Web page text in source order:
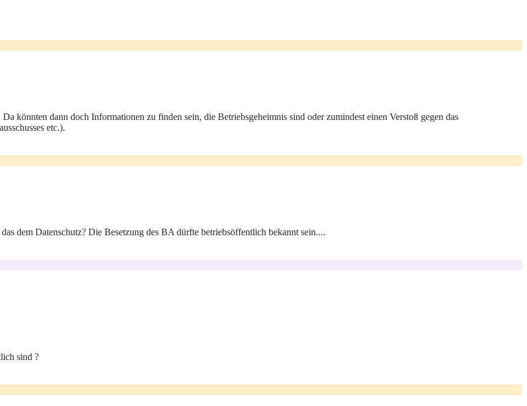
könnten dann doch Informationen zu finden sein, die Betriebsgeheimnis sind oder zumindest einen Verstoß gegen das
etc.).
dem Datenschutz? Die Besetzung des BA dürfte betriebsöffentlich bekannt sein....
sind ?